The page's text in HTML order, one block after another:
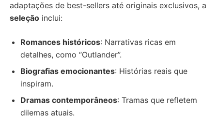
adaptações de best-sellers até originais exclusivos, a
seleção inclui:
Romances históricos: Narrativas ricas em
detalhes, como “Outlander”.
Biografias emocionantes: Histórias reais que
inspiram.
Dramas contemporâneos: Tramas que refletem
dilemas atuais.